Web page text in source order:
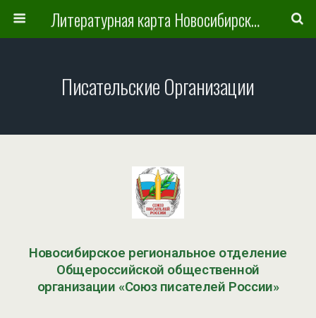
Литературная карта Новосибирска и Новосибирской области
Писательские Организации
Новосибирское региональное отделение
Общероссийской общественной
организации «Союз писателей России»